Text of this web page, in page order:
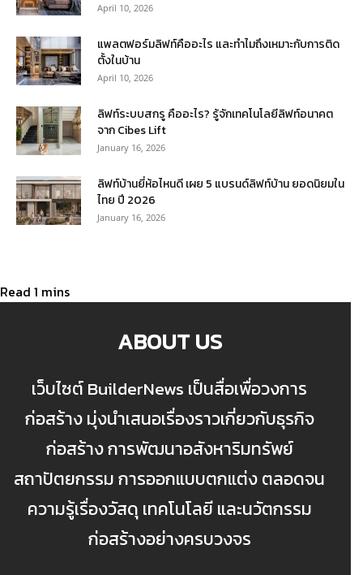
April 10, 2026
แพลตฟอร์มลิฟท์คืออะไร และทำไมถึงเหมาะกับการติด
ตั้งในบ้าน
April 10, 2026
ลิฟท์ระบบสกรู คืออะไร? รู้จักเทคโนโลยีลิฟท์อนาคต
จาก Cibes Lift
January 16, 2026
ลิฟท์บ้านยี่ห้อไหนดี เผย 5 แบรนด์ลิฟท์บ้าน ยอดนิยมใน
ไทย ปี 2026
January 16, 2026
ABOUT US
เว็บไซต์ BuilderNews เป็นสื่อเพื่อวงการ
ก่อสร้าง มุ่งนำเสนอเรื่องราวเกี่ยวกับธุรกิจ
ก่อสร้าง การพัฒนาอสังหาริมทรัพย์
สถาปัตยกรรม การออกแบบตกแต่ง ตลอดจน
ความรู้เรื่องวัสดุ เทคโนโลยี และนวัตกรรม
ก่อสร้างอย่างครบวงจร